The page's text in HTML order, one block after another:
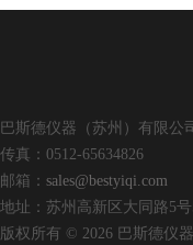
巴斯德仪器（苏州）有限公
传真：0512-65634826
邮箱： sales@bestyiqi.com
地址：苏州高新区大同路5
版权所有 © 2026 巴斯德仪